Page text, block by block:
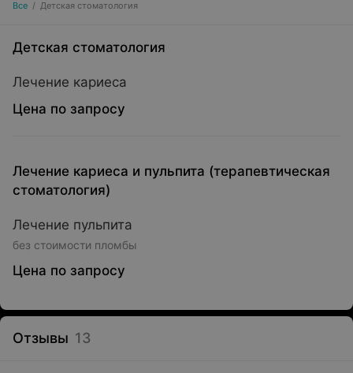
Все / Детская стоматология
Детская стоматология
Лечение кариеса
Цена по запросу
Лечение кариеса и пульпита (терапевтическая
стоматология)
Лечение пульпита
без стоимости пломбы
Цена по запросу
Отзывы 13